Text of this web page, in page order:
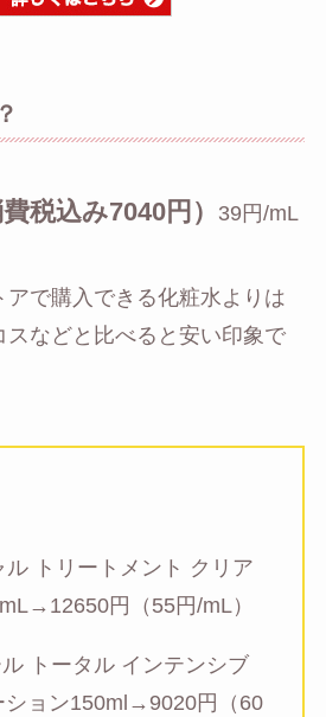
税込み7040円） 39円/mL
で購入できる化粧水よりは
スなどと比べると安い印象で
トリートメント クリア
円（55円/mL）
トータル インテンシブ
ション150ml→9020円（60